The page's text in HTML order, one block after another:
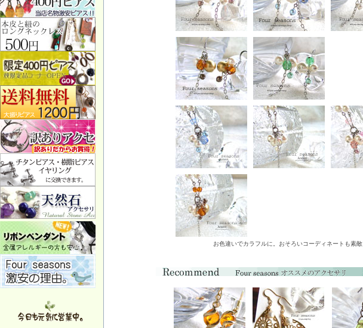
お色違いでカラフルに。おそろいコーディネートも素敵